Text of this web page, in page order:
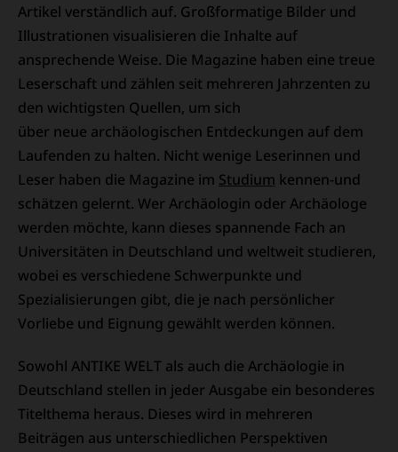
Artikel verständlich auf. Großformatige Bilder und
Illustrationen visualisieren die Inhalte auf
ansprechende Weise. Die Magazine haben eine treue
Leserschaft und zählen seit mehreren Jahrzenten zu
den wichtigsten Quellen, um sich
über neue archäologischen Entdeckungen auf dem
Laufenden zu halten. Nicht wenige Leserinnen und
Leser haben die Magazine im Studium kennen-und
schätzen gelernt. Wer Archäologin oder Archäologe
werden möchte, kann dieses spannende Fach an
Universitäten in Deutschland und weltweit studieren,
wobei es verschiedene Schwerpunkte und
Spezialisierungen gibt, die je nach persönlicher
Vorliebe und Eignung gewählt werden können.
Sowohl ANTIKE WELT als auch die Archäologie in
Deutschland stellen in jeder Ausgabe ein besonderes
Titelthema heraus. Dieses wird in mehreren
Beiträgen aus unterschiedlichen Perspektiven